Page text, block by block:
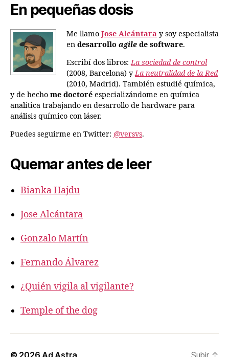
En pequeñas dosis
Me llamo Jose Alcántara y soy especialista
en desarrollo agile de software.
Escribí dos libros:La sociedad de control
(2008, Barcelona) yLa neutralidad de la Red
(2010, Madrid). También estudié química,
y de hecho me doctoré especializándome en química
analítica trabajando en desarrollo de hardware para
análisis químico con láser.
Puedes seguirme en Twitter: @versvs.
Quemar antes de leer
Bianka Hajdu
Jose Alcántara
Gonzalo Martín
Fernando Álvarez
¿Quién vigila al vigilante?
Temple of the dog